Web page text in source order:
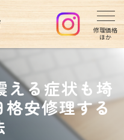
える症状も埼
格安修理する